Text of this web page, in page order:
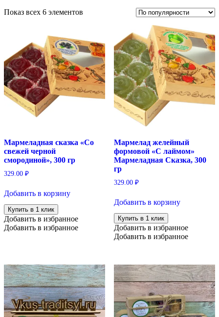
Показ всех 6 элементов
Мармеладная сказка «Со
свежей черной
смородиной», 300 гр
329.00 ₽
Добавить в корзину
Купить в 1 клик
Добавить в избранное
Добавить в избранное
Мармелад желейный
формовой «С лаймом»
Мармеладная Сказка, 300
гр
329.00 ₽
Добавить в корзину
Купить в 1 клик
Добавить в избранное
Добавить в избранное